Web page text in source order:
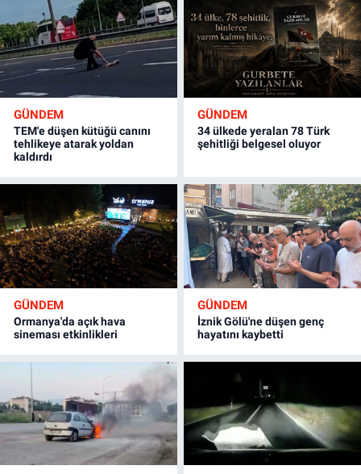
GÜNDEM
TEM'e düşen kütüğü canını
tehlikeye atarak yoldan
kaldırdı
GÜNDEM
34 ülkede yeralan 78 Türk
şehitliği belgesel oluyor
GÜNDEM
Ormanya'da açık hava
sineması etkinlikleri
GÜNDEM
İznik Gölü'ne düşen genç
hayatını kaybetti